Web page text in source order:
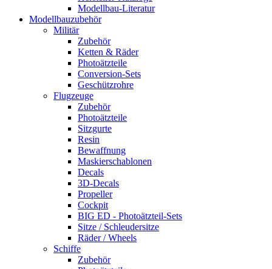
Modellbau-Literatur
Modellbauzubehör
Militär
Zubehör
Ketten & Räder
Photoätzteile
Conversion-Sets
Geschützrohre
Flugzeuge
Zubehör
Photoätzteile
Sitzgurte
Resin
Bewaffnung
Maskierschablonen
Decals
3D-Decals
Propeller
Cockpit
BIG ED - Photoätzteil-Sets
Sitze / Schleudersitze
Räder / Wheels
Schiffe
Zubehör